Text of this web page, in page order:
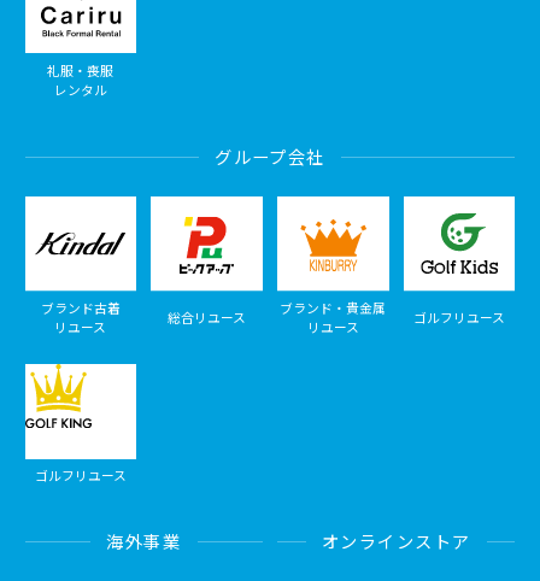
礼服・喪服
レンタル
グループ会社
ブランド古着
リユース
総合リユース
ブランド・貴金属
リユース
ゴルフリユース
ゴルフリユース
海外事業 オンラインストア